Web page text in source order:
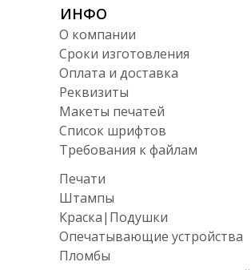
ИНФО
О компании
Сроки изготовления
Оплата и доставка
Реквизиты
Макеты печатей
Список шрифтов
Требования к файлам
Печати
Штампы
Краска|Подушки
Опечатывающие устройства
Пломбы